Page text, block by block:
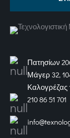
Πατησίων
Μάγερ 32,
Καλογρέζας
210 86 51 701